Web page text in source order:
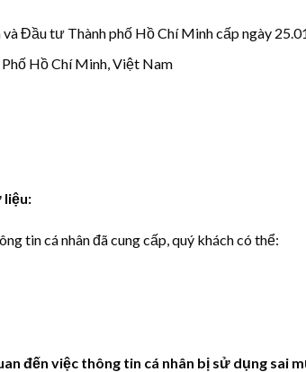
Đầu tư Thành phố Hồ Chí Minh cấp ngày
Hồ Chí Minh, Việt Nam
liệu:
tin cá nhân đã cung cấp, quý khách có thể:
đến việc thông tin cá nhân bị sử dụng sai